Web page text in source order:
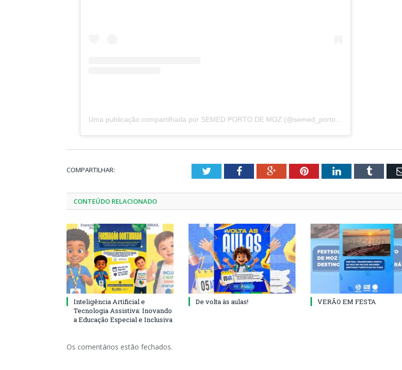
COMPARTILHAR: TwitterFacebookGoogle+PinterestLinkedInTumblr
CONTEÚDO RELACIONADO
Inteligência Artificial e
Tecnologia Assistiva: Inovando
a Educação Especial e Inclusiva
De volta às aulas! VERÃO EM FESTA
Os comentários estão fechados.